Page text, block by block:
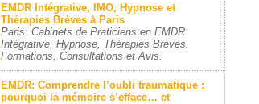
EMDR Intégrative, IMO, Hypnose et
Thérapies Brèves à Paris
Paris: Cabinets de Praticiens en EMDR
Intégrative, Hypnose, Thérapies Brèves.
Formations, Consultations et Avis.
EMDR: Comprendre l’oubli traumatique :
pourquoi la mémoire s’efface… et